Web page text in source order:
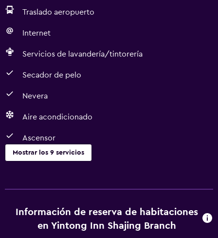
Traslado aeropuerto
Internet
Servicios de lavandería/tintorería
Secador de pelo
Nevera
Aire acondicionado
Ascensor
Mostrar los 9 servicios
Wifi gratis
Aire acondicionado
Información de reserva de habitaciones
en Yintong Inn Shajing Branch